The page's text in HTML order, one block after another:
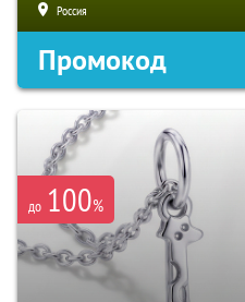
Россия
Промокод
до 100%